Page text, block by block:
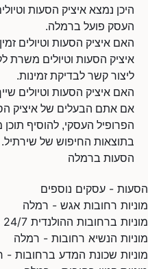
היכן נמצא איציק הסעות
העסק פועל ברמלה.
האם איציק הסעות וטיולים
איציק הסעות וטיולים משרת
ליצור קשר לבדיקת זמינות.
האם איציק הסעות וטיולים
אם אתם הבעלים של איציק
הפרופיל העסקי, להוסיף תוכן
בתוצאות החיפוש של שירתיל.
הסעות ברמלה
הסעות - עסקים נוספים
מוניות רחובות אגש - רמלה
מוניות ברחובות ההולנדית 24/7 - רמלה
מוניות הנשיא רחובות - רמלה
מוניות שכונת המדע ברחובות -